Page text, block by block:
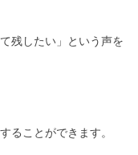
残したい」という声を
ることができます。